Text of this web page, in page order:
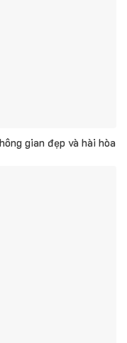
gian đẹp và hài hòa